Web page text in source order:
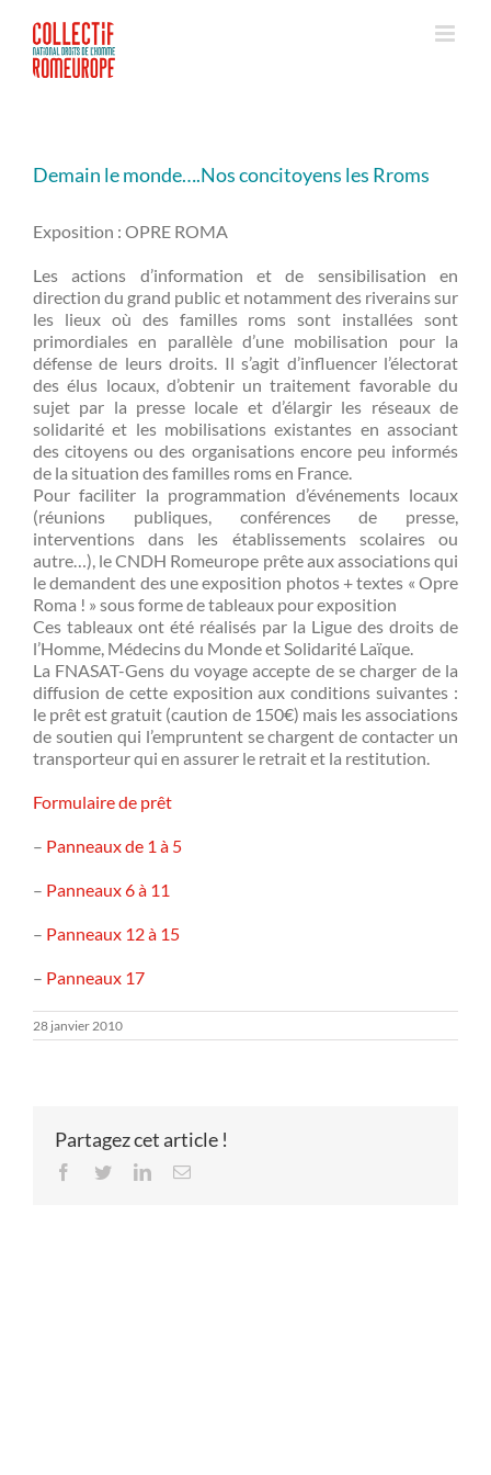
contenu
Demain le monde….Nos concitoyens les Rroms
Exposition : OPRE ROMA
Les actions d’information et de sensibilisation en
direction du grand public et notamment des riverains sur
les lieux où des familles roms sont installées sont
primordiales en parallèle d’une mobilisation pour la
défense de leurs droits. Il s’agit d’influencer l’électorat
des élus locaux, d’obtenir un traitement favorable du
sujet par la presse locale et d’élargir les réseaux de
solidarité et les mobilisations existantes en associant
des citoyens ou des organisations encore peu informés
de la situation des familles roms en France.
Pour faciliter la programmation d’événements locaux
(réunions publiques, conférences de presse,
interventions dans les établissements scolaires ou
autre…), le CNDH Romeurope prête aux associations qui
le demandent des une exposition photos + textes « Opre
Roma ! » sous forme de tableaux pour exposition
Ces tableaux ont été réalisés par la Ligue des droits de
l’Homme, Médecins du Monde et Solidarité Laïque.
La FNASAT-Gens du voyage accepte de se charger de la
diffusion de cette exposition aux conditions suivantes :
le prêt est gratuit (caution de 150€) mais les associations
de soutien qui l’empruntent se chargent de contacter un
transporteur qui en assurer le retrait et la restitution.
Formulaire de prêt
– Panneaux de 1 à 5
– Panneaux 6 à 11
– Panneaux 12 à 15
– Panneaux 17
28 janvier 2010
Partagez cet article !
Facebook
TwitterLinkedInEmail